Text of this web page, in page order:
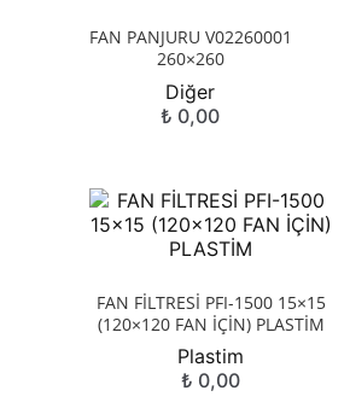
FAN PANJURU V02260001
260×260
Diğer
₺ 0,00
FAN FİLTRESİ PFI-1500 15×15
(120×120 FAN İÇİN) PLASTİM
Plastim
₺ 0,00